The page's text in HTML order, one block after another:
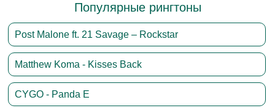
Популярные рингтоны
Post Malone ft. 21 Savage – Rockstar
Matthew Koma - Kisses Back
CYGO - Panda E